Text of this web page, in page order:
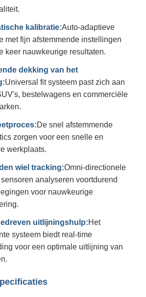
kalibratie:Auto-adaptieve
met fijn afstemmende instellingen
keer nauwkeurige resultaten.
dekking van het
Universal fit systeem past zich aan
bestelwagens en commerciële
De snel afstemmende
zorgen voor een snelle en
werkplaats.
wiel tracking:Omni-directionele
analyseren voortdurend
voor nauwkeurige
uitlijningshulp:Het
systeem biedt real-time
voor een optimale uitlijning van